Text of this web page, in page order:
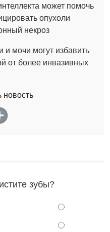
может помочь
опухоли
некроз
и мочи могут избавить
от более инвазивных
новость
зубы?